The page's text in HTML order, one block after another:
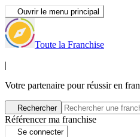
Ouvrir le menu principal
Toute la Franchise
|
Votre partenaire pour réussir en
Rechercher
Référencer ma franchise
Se connecter